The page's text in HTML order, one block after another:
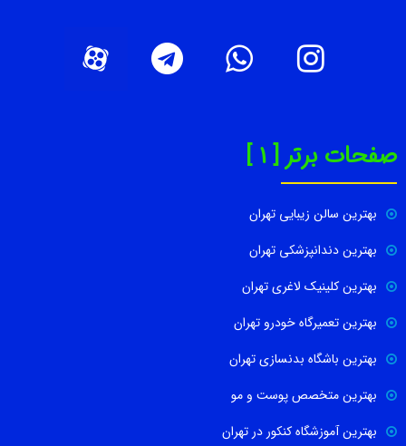
صفحات برتر [ 1 ]
بهترین سالن زیبایی تهران
بهترین دندانپزشکی تهران
بهترین کلینیک لاغری تهران
بهترین تعمیرگاه خودرو تهران
بهترین باشگاه بدنسازی تهران
بهترین متخصص پوست و مو
بهترین آموزشگاه کنکور در تهران